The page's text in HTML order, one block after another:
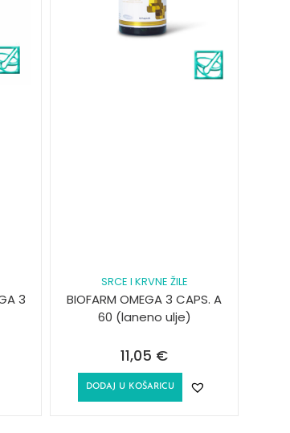
3
SRCE I KRVNE ŽILE
BIOFARM OMEGA 3 CAPS. A
60 (laneno ulje)
11,05 €
DODAJ U KOŠARICU